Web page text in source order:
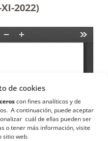
de cookies
con fines analíticos y de
A continuación, puede aceptar
cuál de ellas pueden ser
o tener más información, visite
sitio web.
2022)